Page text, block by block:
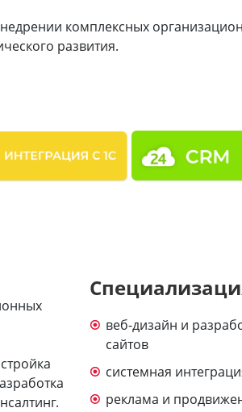
комплексных
развития.
веб-дизайн и
сайтов
системная
реклама и